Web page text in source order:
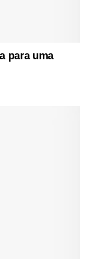
para uma